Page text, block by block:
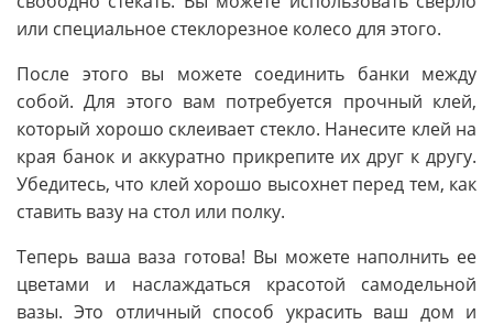
или специальное стеклорезное колесо для этого.
После этого вы можете соединить банки между
собой. Для этого вам потребуется прочный клей,
который хорошо склеивает стекло. Нанесите клей на
края банок и аккуратно прикрепите их друг к другу.
Убедитесь, что клей хорошо высохнет перед тем, как
ставить вазу на стол или полку.
Теперь ваша ваза готова! Вы можете наполнить ее
цветами и наслаждаться красотой самодельной
вазы. Это отличный способ украсить ваш дом и